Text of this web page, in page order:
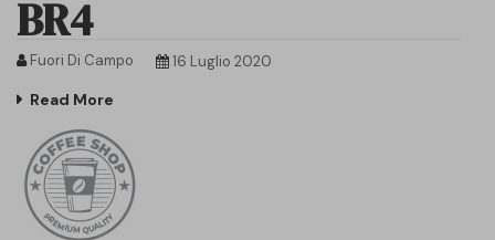
BR4
Fuori Di Campo 16 Luglio 2020
Read More